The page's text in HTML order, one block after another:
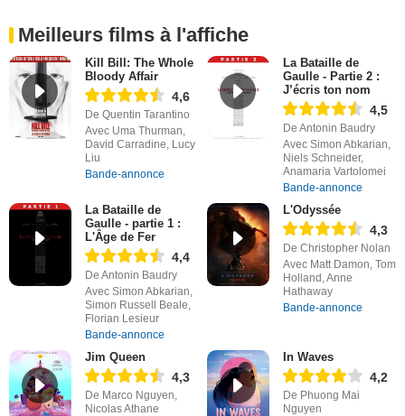
Meilleurs films à l'affiche
Kill Bill: The Whole
Bloody Affair
4,6
De Quentin Tarantino
Avec Uma Thurman,
David Carradine, Lucy
Liu
Bande-annonce
La Bataille de
Gaulle - Partie 2 :
J’écris ton nom
4,5
De Antonin Baudry
Avec Simon Abkarian,
Niels Schneider,
Anamaria Vartolomei
Bande-annonce
La Bataille de
Gaulle - partie 1 :
L'Âge de Fer
4,4
De Antonin Baudry
Avec Simon Abkarian,
Simon Russell Beale,
Florian Lesieur
Bande-annonce
L'Odyssée
4,3
De Christopher Nolan
Avec Matt Damon, Tom
Holland, Anne
Hathaway
Bande-annonce
Jim Queen
4,3
De Marco Nguyen,
Nicolas Athane
In Waves
4,2
De Phuong Mai
Nguyen